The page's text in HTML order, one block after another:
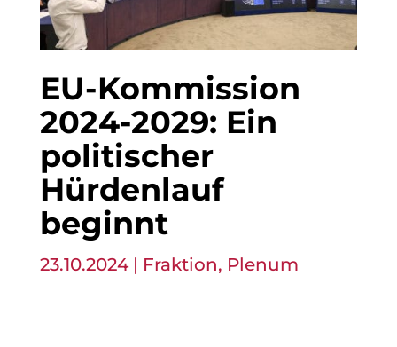
EU-Kommission
2024-2029: Ein
politischer
Hürdenlauf
beginnt
23.10.2024| Fraktion, Plenum